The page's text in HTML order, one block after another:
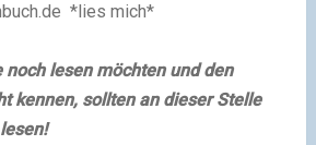
*lies mich*
lesen möchten und den
kennen, sollten an dieser Stelle